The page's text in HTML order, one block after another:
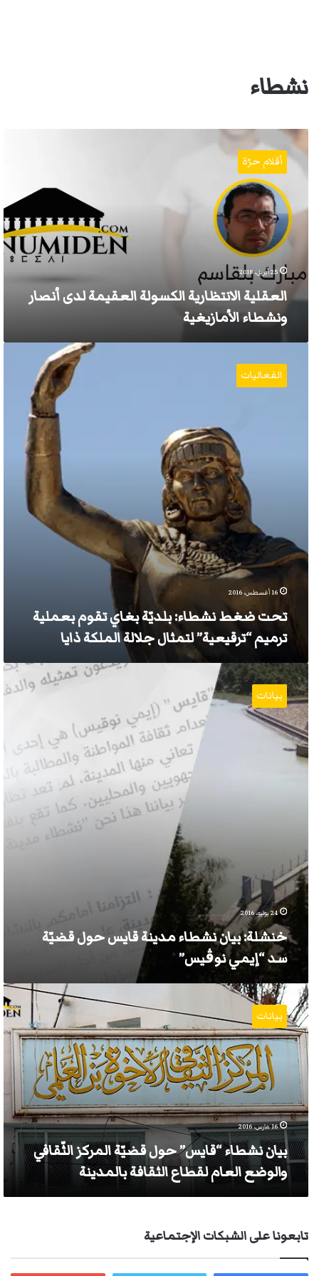
نشطاء
العقلية
الانتظارية
الكسولة
العقيمة
أنصار
ونشطاء
الأمازيغية
أقلام حرّة
25 أبريل، 2018
العقلية الانتظارية الكسولة العقيمة لدى أنصار
ونشطاء الأمازيغية
ضغط
نشطاء:الفعاليات
16 أغسطس، 2016
تحت ضغط نشطاء: بلديّة بغاي تقوم بعملية
ترميم “ترقيعية” لتمثال جلالة الملكة ذايا
خنشلة:
بيان
نشطاء
مدينة
قايس
حول
قضيّة
بيانات
24 يوليو، 2016
خنشلة: بيان نشطاء مدينة قايس حول قضيّة
سد “إيمي نوڨيس”‬
بيان
نشطاء
“قايس”
حول
قضيّة
المركز
الثّقافي
والوضع
العام
لقطاع
الثقافة
بالمدينة
بيانات
16 مارس، 2016
بيان نشطاء “قايس” حول قضيّة المركز الثّقافي
والوضع العام لقطاع الثقافة بالمدينة
تابعونا على الشبكات الإجتماعية